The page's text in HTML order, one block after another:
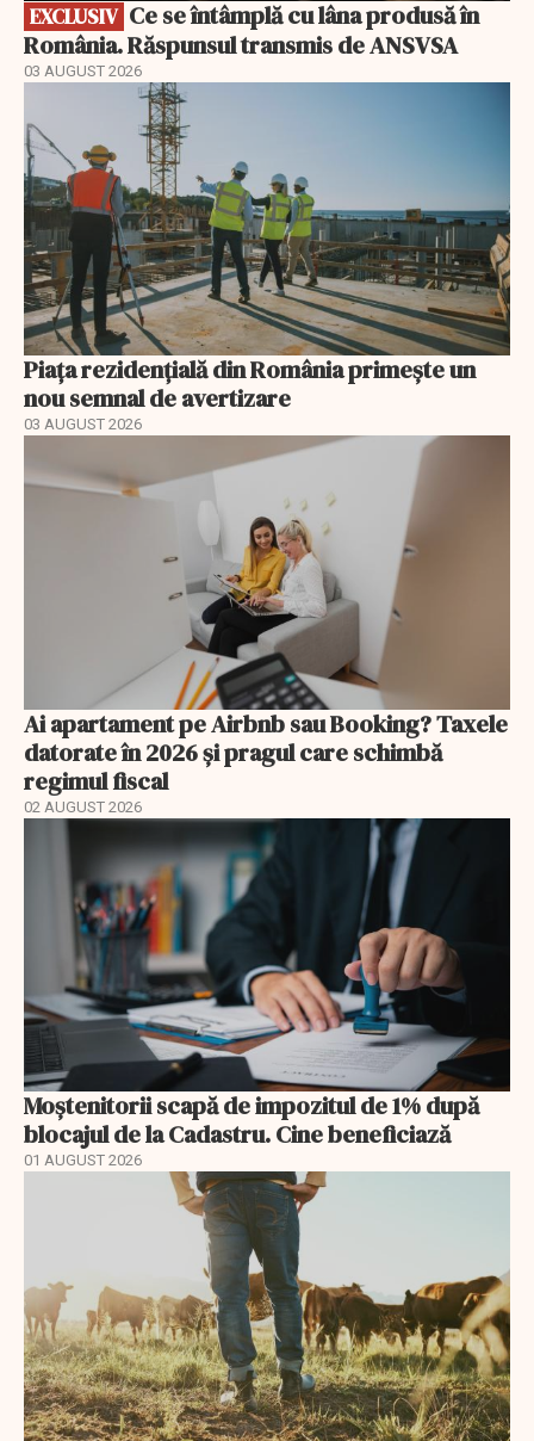
EXCLUSIV
România. Răspunsul transmis de ANSVSA
03 AUGUST 2026
Piața rezidențială din România primește un
nou semnal de avertizare
03 AUGUST 2026
Ai apartament pe Airbnb sau Booking? Taxele
datorate în 2026 și pragul care schimbă
regimul fiscal
02 AUGUST 2026
Moștenitorii scapă de impozitul de 1% după
blocajul de la Cadastru. Cine beneficiază
01 AUGUST 2026